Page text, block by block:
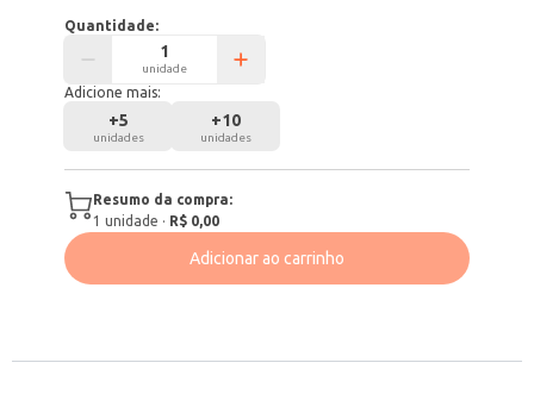
Quantidade:
unidade
Adicione mais:
+5
unidades
+10
unidades
Resumo da compra:
1 unidade · R$ 0,00
Adicionar ao carrinho